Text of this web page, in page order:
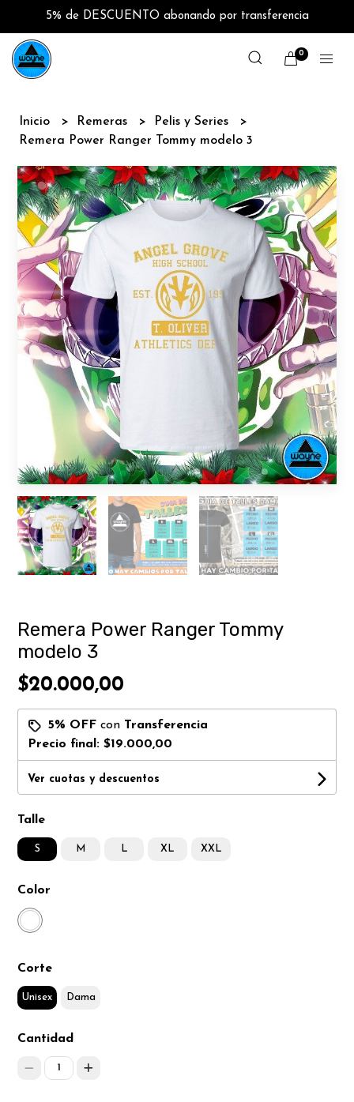
5% de DESCUENTO abonando por transferencia
0
Inicio Remeras
Pelis y Series
Remera Power Ranger Tommy modelo 3
Remera Power Ranger Tommy
modelo 3
$20.000,00
5% OFF con Transferencia
Precio final:$19.000,00
Ver cuotas y descuentos
Talle
S M L XL XXL
Color
Corte
Unisex Dama
Cantidad
1